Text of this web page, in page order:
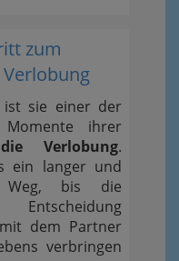
zum
Verlobung
sie einer der
Momente ihrer
die Verlobung.
ein langer und
Weg, bis die
dem Partner
verbringen